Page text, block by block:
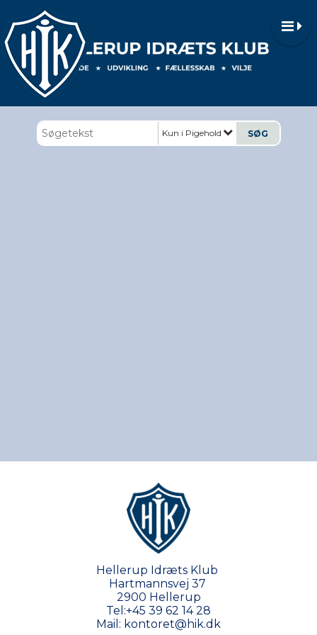
Kun i Pigehold
Hellerup Idræts Klub
Hartmannsvej 37
2900 Hellerup
Tel:+45 39 62 14 28
Mail: kontoret@hik.dk